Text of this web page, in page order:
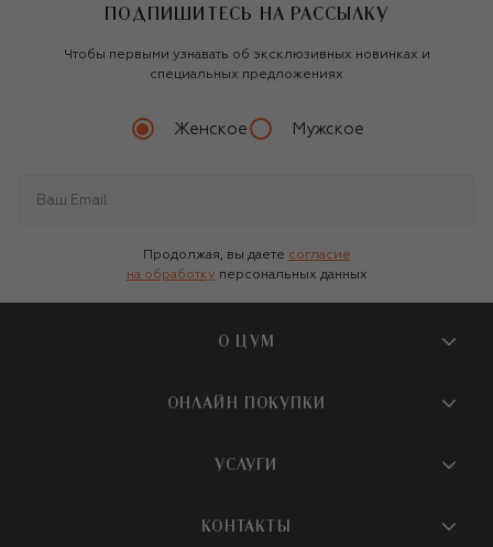
ПОДПИШИТЕСЬ НА РАССЫЛКУ
Чтобы первыми узнавать об эксклюзивных новинках и
специальных предложениях
Женское Мужское
Продолжая, вы даете согласие
на обработку персональных данных
О ЦУМ
О магазине
Бутики и ПВЗ ЦУМ
ОНЛАЙН ПОКУПКИ
Доставка
УСЛУГИ
КОНТАКТЫ